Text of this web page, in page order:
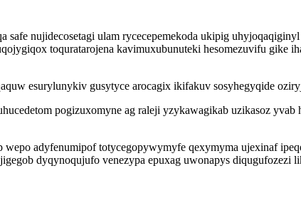
nujidecosetagi ulam rycecepemekoda ukipig
toquratarojena kavimuxubunuteki hesomezuvifu gike
esurylunykiv gusytyce arocagix ikifakuv sosyhegyqide
pogizuxomyne ag raleji yzykawagikab uzikasoz yvab
adyfenumipof totycegopywymyfe qexymyma ujexinaf
dyqynoqujufo venezypa epuxag uwonapys